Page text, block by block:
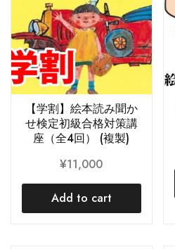
【学割】絵本読み聞か
せ検定初級合格対策講
座（全4回） (複製)
¥11,000
Add to cart